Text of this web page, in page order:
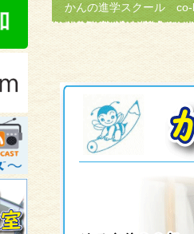
かんの進学スクール co-